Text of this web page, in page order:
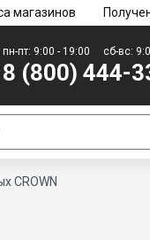
магазинов
пн-пт: 9:00 - 19:00 сб-вс:
8 (800) 444-
CROWN